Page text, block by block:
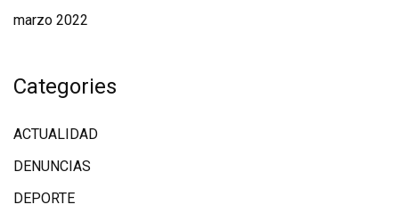
marzo 2022
Categories
ACTUALIDAD
DENUNCIAS
DEPORTE